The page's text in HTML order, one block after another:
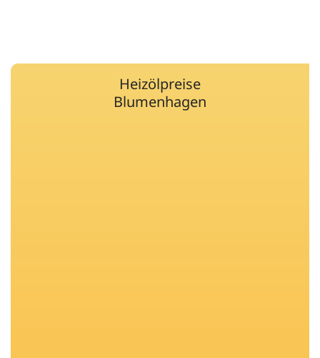
Heizölpreise
Blumenhagen